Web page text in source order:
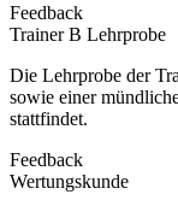
Feedback
Trainer B Lehrprobe
Die Lehrprobe der
sowie einer
stattfindet.
Feedback
Wertungskunde